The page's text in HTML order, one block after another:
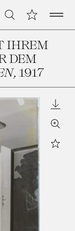
Suche Meine Open
IHREM
DEM
, 1917
Zoom
Star